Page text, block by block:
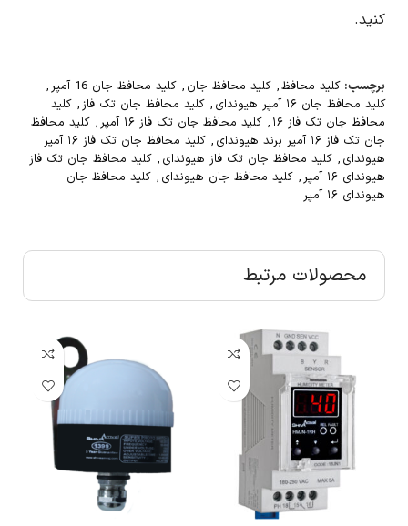
کنید.
برچسب: کلید محافظ, کلید محافظ جان , کلید محافظ جان 16 آمپر
,
کلید محافظ جان ۱۶ آمپر هیوندای
, کلید محافظ جان تک فاز, کلید
محافظ جان تک فاز ۱۶
, کلید محافظ جان تک فاز ۱۶ آمپر , کلید محافظ
جان تک فاز ۱۶ آمپر برند هیوندای
,
کلید محافظ جان تک فاز ۱۶ آمپر
هیوندای , کلید محافظ جان تک فاز هیوندای , کلید محافظ جان تک فاز
هیوندای ۱۶ آمپر
, کلید محافظ جان هیوندای , کلید محافظ جان
هیوندای ۱۶ آمپر
محصولات مرتبط